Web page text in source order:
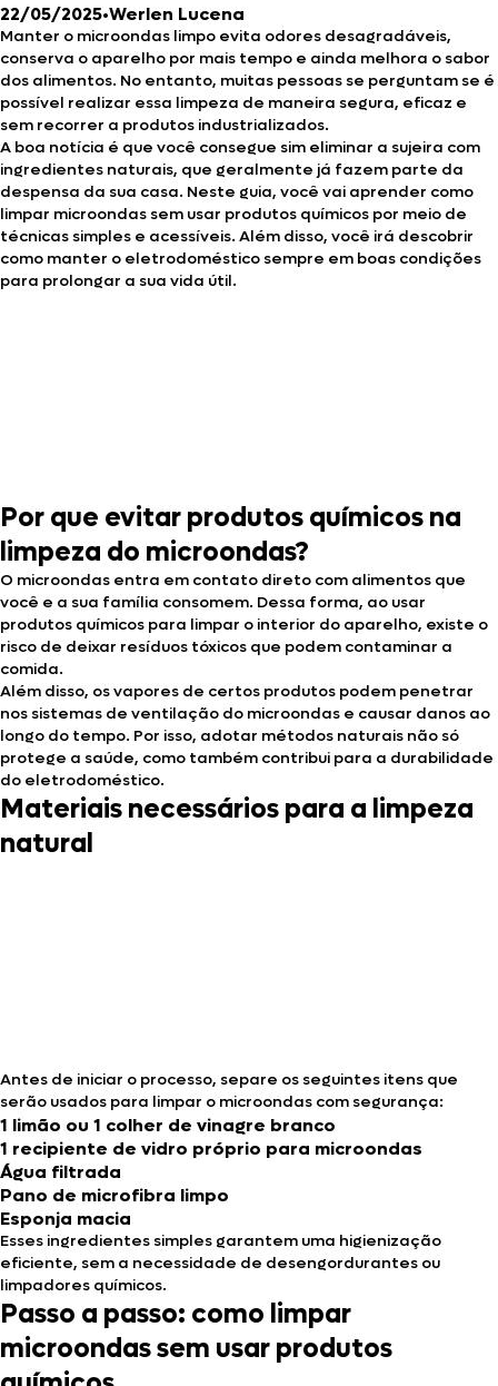
22/05/2025•Werlen Lucena
Manter o microondas limpo evita odores desagradáveis,
conserva o aparelho por mais tempo e ainda melhora o sabor
dos alimentos. No entanto, muitas pessoas se perguntam se é
possível realizar essa limpeza de maneira segura, eficaz e
sem recorrer a produtos industrializados.
A boa notícia é que você consegue sim eliminar a sujeira com
ingredientes naturais, que geralmente já fazem parte da
despensa da sua casa. Neste guia, você vai aprender como
limpar microondas sem usar produtos químicos por meio de
técnicas simples e acessíveis. Além disso, você irá descobrir
como manter o eletrodoméstico sempre em boas condições
para prolongar a sua vida útil.
Por que evitar produtos químicos na
limpeza do microondas?
O microondas entra em contato direto com alimentos que
você e a sua família consomem. Dessa forma, ao usar
produtos químicos para limpar o interior do aparelho, existe o
risco de deixar resíduos tóxicos que podem contaminar a
comida.
Além disso, os vapores de certos produtos podem penetrar
nos sistemas de ventilação do microondas e causar danos ao
longo do tempo. Por isso, adotar métodos naturais não só
protege a saúde, como também contribui para a durabilidade
do eletrodoméstico.
Materiais necessários para a limpeza
natural
Antes de iniciar o processo, separe os seguintes itens que
serão usados para limpar o microondas com segurança:
1 limão ou 1 colher de vinagre branco
1 recipiente de vidro próprio para microondas
Água filtrada
Pano de microfibra limpo
Esponja macia
Esses ingredientes simples garantem uma higienização
eficiente, sem a necessidade de desengordurantes ou
limpadores químicos.
Passo a passo: como limpar
microondas sem usar produtos